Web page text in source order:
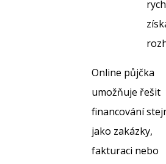
Online půjčka
umožňuje řešit
financování
jako zakázky,
fakturaci nebo